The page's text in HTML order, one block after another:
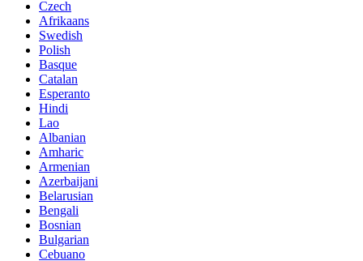
Czech
Afrikaans
Swedish
Polish
Basque
Catalan
Esperanto
Hindi
Lao
Albanian
Amharic
Armenian
Azerbaijani
Belarusian
Bengali
Bosnian
Bulgarian
Cebuano